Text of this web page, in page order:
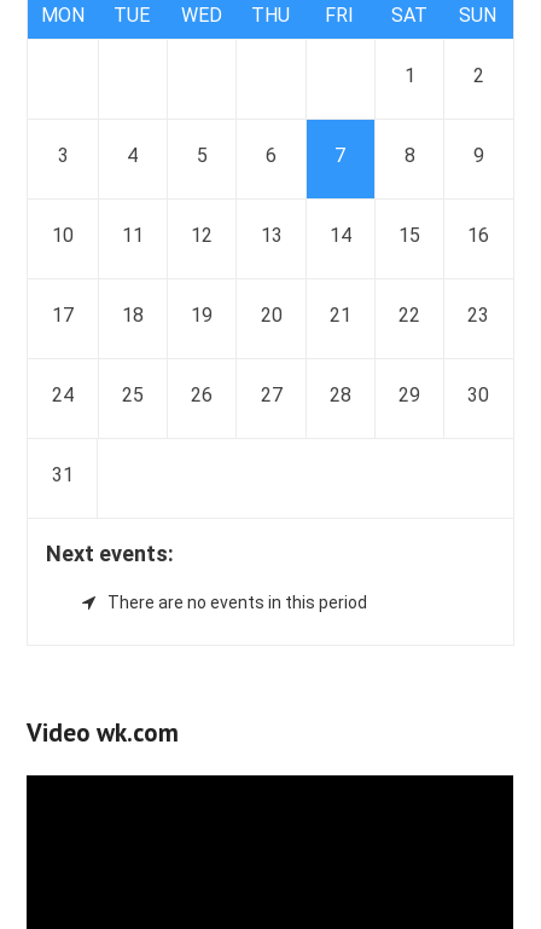
MON TUE WED THU FRI SAT SUN
1 2
3 4 5 6 7 8 9
10 11 12 13 14 15 16
17 18 19 20 21 22 23
24 25 26 27 28 29 30
31
Next events:
There are no events in this period
Video wk.com